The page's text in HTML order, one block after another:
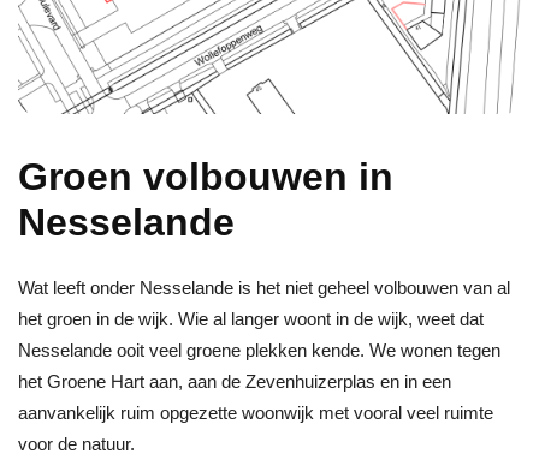
Groen volbouwen in
Nesselande
Wat leeft onder Nesselande is het niet geheel volbouwen van al
het groen in de wijk. Wie al langer woont in de wijk, weet dat
Nesselande ooit veel groene plekken kende. We wonen tegen
het Groene Hart aan, aan de Zevenhuizerplas en in een
aanvankelijk ruim opgezette woonwijk met vooral veel ruimte
voor de natuur.